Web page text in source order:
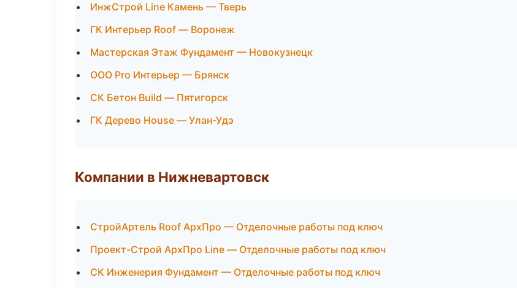
ИнжСтрой Line Камень — Тверь
ГК Интерьер Roof — Воронеж
Мастерская Этаж Фундамент — Новокузнецк
ООО Pro Интерьер — Брянск
СК Бетон Build — Пятигорск
ГК Дерево House — Улан-Удэ
Компании в Нижневартовск
СтройАртель Roof АрхПро — Отделочные работы под ключ
Проект-Строй АрхПро Line — Отделочные работы под ключ
СК Инженерия Фундамент — Отделочные работы под ключ